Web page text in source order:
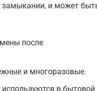
замыкании, и может
после
и многоразовые.
в бытовой